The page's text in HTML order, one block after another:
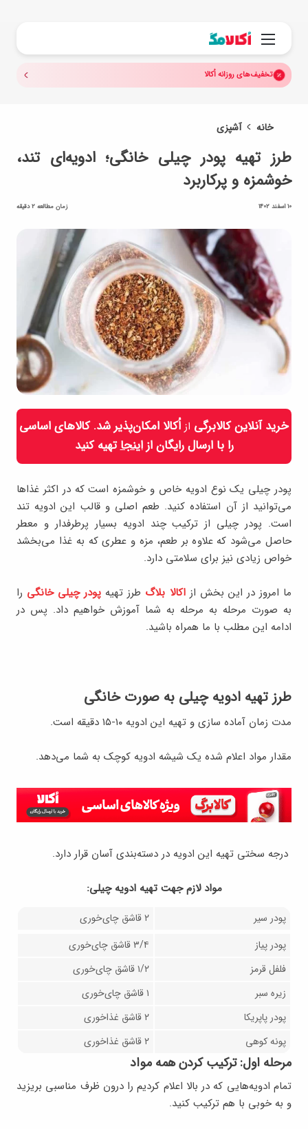
منو
تخفیف‌های روزانه اُکالا
خانه آشپزی
طرز تهیه پودر چیلی خانگی؛ ادویه‌ای تند،
خوشمزه و پرکاربرد
10 اسفند 1402 زمان مطالعه 2 دقیقه
خرید آنلاین کالابرگی از اُکالا امکان‌پذیر شد. کالاهای اساسی
را با ارسال رایگان ازاینجاتهیه کنید
پودر چیلی یک نوع ادویه خاص و خوشمزه است که در اکثر غذاها
می‌توانید از آن استفاده کنید. طعم اصلی و قالب این ادویه تند
است. پودر چیلی از ترکیب چند ادویه بسیار پرطرفدار و معطر
حاصل می‌شود که علاوه بر طعم، مزه و عطری که به غذا می‌بخشد
خواص زیادی نیز برای سلامتی دارد.
ما امروز در این بخش ازاکالا بلاگ طرز تهیه پودر چیلی خانگی را
به صورت مرحله به مرحله به شما آموزش خواهیم داد. پس در
ادامه این مطلب با ما همراه باشید.
طرز تهیه ادویه چیلی به صورت خانگی
مدت زمان آماده سازی و تهیه این ادویه ١٠-١۵ دقیقه است.
مقدار مواد اعلام شده یک شیشه ادویه کوچک به شما می‌دهد.
درجه سختی تهیه این ادویه در دسته‌بندی آسان قرار دارد.
مواد لازم جهت تهيه ادویه چیلی:
پودر سیر
۲ قاشق چای‌خوری
پودر پیاز
۳/۴ قاشق چای‌خوری
فلفل قرمز
۱/۲ قاشق چای‌خوری
زیره سبر
۱ قاشق چای‌خوری
پودر پاپریکا
۲ قاشق غذاخوری
پونه کوهی
۲ قاشق غذاخوری
مرحله اول: ترکیب کردن همه مواد
تمام ادویه‌هایی که در بالا اعلام کردیم را درون ظرف مناسبی بریزید
و به خوبی با هم ترکیب کنید.